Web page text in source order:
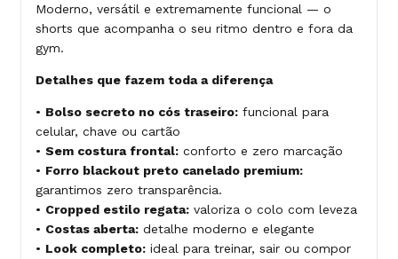
Moderno, versátil e extremamente funcional — o
shorts que acompanha o seu ritmo dentro e fora da
gym.
Detalhes que fazem toda a diferença
• Bolso secreto no cós traseiro: funcional para
celular, chave ou cartão
• Sem costura frontal: conforto e zero marcação
• Forro blackout preto canelado premium:
garantimos zero transparência.
• Cropped estilo regata: valoriza o colo com leveza
• Costas aberta: detalhe moderno e elegante
• Look completo: ideal para treinar, sair ou compor